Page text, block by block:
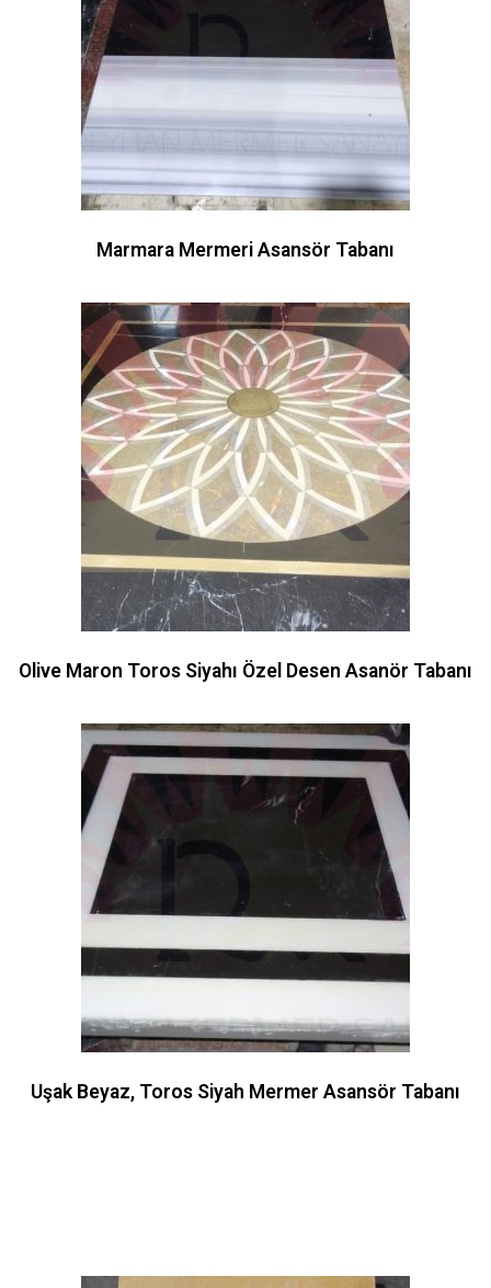
Marmara Mermeri Asansör Tabanı
Olive Maron Toros Siyahı Özel Desen Asanör Tabanı
Uşak Beyaz, Toros Siyah Mermer Asansör Tabanı